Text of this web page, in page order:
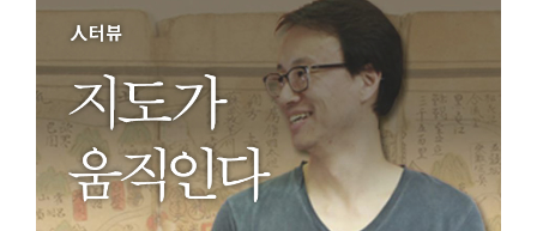
박물관에서는
민속이야기